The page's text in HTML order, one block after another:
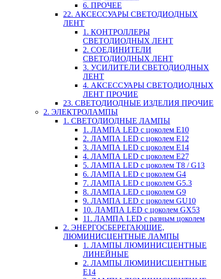
6. ПРОЧЕЕ
22. АКСЕССУАРЫ СВЕТОДИОДНЫХ
ЛЕНТ
1. КОНТРОЛЛЕРЫ
СВЕТОДИОДНЫХ ЛЕНТ
2. СОЕДИНИТЕЛИ
СВЕТОДИОДНЫХ ЛЕНТ
3. УСИЛИТЕЛИ СВЕТОДИОДНЫХ
ЛЕНТ
4. АКСЕССУАРЫ СВЕТОДИОДНЫХ
ЛЕНТ ПРОЧИЕ
23. СВЕТОДИОДНЫЕ ИЗДЕЛИЯ ПРОЧИЕ
2. ЭЛЕКТРОЛАМПЫ
1. СВЕТОДИОДНЫЕ ЛАМПЫ
1. ЛАМПА LED c цоколем E10
2. ЛАМПА LED c цоколем E12
3. ЛАМПА LED c цоколем E14
4. ЛАМПА LED c цоколем E27
5. ЛАМПА LED c цоколем T8 / G13
6. ЛАМПА LED c цоколем G4
7. ЛАМПА LED c цоколем G5.3
8. ЛАМПА LED c цоколем G9
9. ЛАМПА LED c цоколем GU10
10. ЛАМПА LED c цоколем GX53
11. ЛАМПА LED c разным цоколем
2. ЭНЕРГОСБЕРЕГАЮЩИЕ,
ЛЮМИНИСЦЕНТНЫЕ ЛАМПЫ
1. ЛАМПЫ ЛЮМИНИСЦЕНТНЫЕ
ЛИНЕЙНЫЕ
2. ЛАМПЫ ЛЮМИНИСЦЕНТНЫЕ
E14